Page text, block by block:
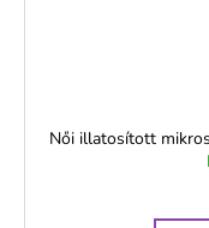
Női illatosított